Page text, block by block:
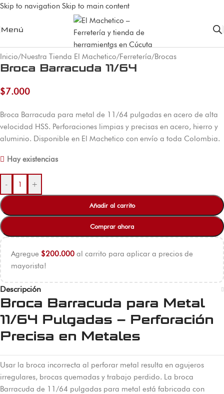
Skip to navigation Skip to main content
Menú
Inicio/Nuestra Tienda El Machetico/Ferretería/Brocas
Broca Barracuda 11/64
$7.000
Broca Barracuda para metal de 11/64 pulgadas en acero de alta
velocidad HSS. Perforaciones limpias y precisas en acero, hierro y
aluminio. Disponible en El Machetico con envío a toda Colombia.
Hay existencias
- +
Añadir al carrito
Comprar ahora
Agregue $200.000 al carrito para aplicar a precios de
mayorista!
Descripción
Broca Barracuda para Metal
11/64 Pulgadas – Perforación
Precisa en Metales
Usar la broca incorrecta al perforar metal resulta en agujeros
irregulares, brocas quemadas y trabajo perdido. La broca
Barracuda de 11/64 pulgadas para metal está fabricada con